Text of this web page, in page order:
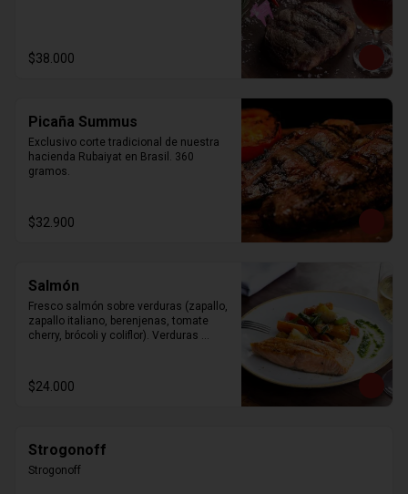
$38.000
Picaña Summus
Exclusivo corte tradicional de nuestra
hacienda Rubaiyat en Brasil. 360
gramos.
$32.900
Salmón
Fresco salmón sobre verduras (zapallo,
zapallo italiano, berenjenas, tomate
cherry, brócoli y coliflor). Verduras
$24.000
Strogonoff
Strogonoff